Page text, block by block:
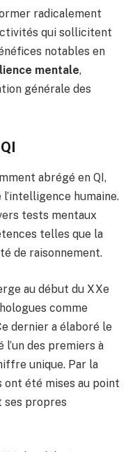
radicalement
qui sollicitent
notables en
mentale,
générale des
abrégé en QI,
humaine.
tests mentaux
telles que la
de raisonnement.
au début du XXe
comme
dernier a élaboré le
des premiers à
unique. Par la
été mises au point
ses propres